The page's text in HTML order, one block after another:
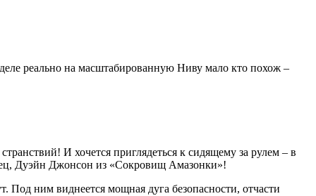
реально на масштабированную Ниву мало кто похож –
И хочется приглядеться к сидящему за рулем – в
Дуэйн Джонсон из «Сокровищ Амазонки»!
Под ним виднеется мощная дуга безопасности, отчасти